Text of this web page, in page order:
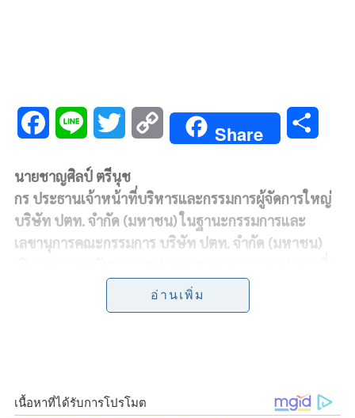
c
e
b
n
e
i
t
t
e
r
y
L
i
n
Share
e
นายชาญศิลป์ ตรีนุช
กร ประธานเจ้าหน้าที่บริหารและกรรมการผู้จัดการใหญ่
บริษัท ปตท. จำกัด (มหาชน) ในฐานะกรรมการและ
เลขานุการคณะกรรมการ บริษัท ปตท. จำกัด (มหาชน)
ตุลาคม2562
ถึงมติการแต่งตั้งคณะกรรมการ
สรรหาซีอีโอ ปตท. ว่าตามที่ นายชาญศิลป์ ตรีนุชกร จะ
บัญญัติคุณสมบัติมาตรฐานสำหรับกรรมการและพนักงาน
อ่านเพิ่ม